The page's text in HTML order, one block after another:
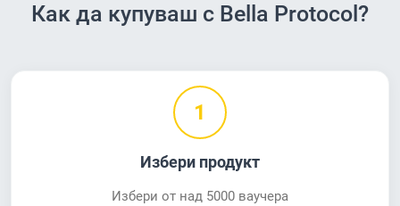
Как да купуваш с Bella Protocol?
1
Избери продукт
Избери от над 5000 ваучера